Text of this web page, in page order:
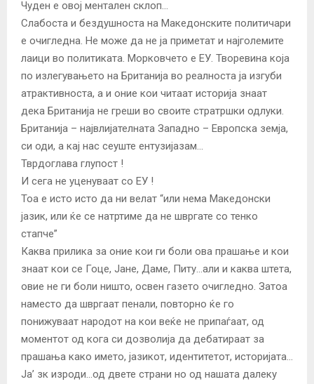
Чуден е овој ментален склоп…
Слабоста и бездушноста на Македонските политичари
е очигледна. Не може да не ја приметат и најголемите
лаици во политиката. Морковчето е ЕУ. Творевина која
по излегувањето на Британија во реалноста ја изгуби
атрактивноста, а и оние кои читаат историја знаат
дека Британија не греши во своите стратршки одлуки.
Британија – највлијателната Западно – Европска земја,
си оди, а кај нас сеуште ентузијазам…
Тврдоглава глупост !
И сега не уценуваат со ЕУ !
Тоа е исто исто да ни велат “или нема Македонски
јазик, или ќе се натртиме да не швргате со тенко
стапче”
Каква прилика за оние кои ги боли ова прашање и кои
знаат кои се Гоце, Јане, Даме, Питу…али и каква штета,
овие не ги боли ништо, освен газето очигледно. Затоа
наместо да швргаат пенали, повторно ќе го
понижуваат народот на кои веќе не припаѓаат, од
моментот од кога си дозволија да дебатираат за
прашања како името, јазикот, идентитетот, историјата…
Ја’ зк изроди…од двете страни но од нашата далеку